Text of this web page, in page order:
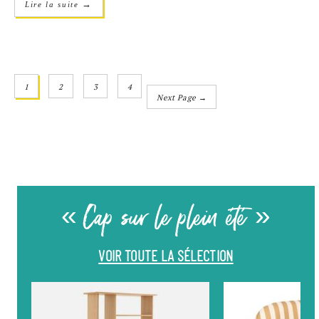
Lire la suite →
1 2 3
4
Next Page →
« Cap sur le plein été »
VOIR TOUTE LA SÉLECTION